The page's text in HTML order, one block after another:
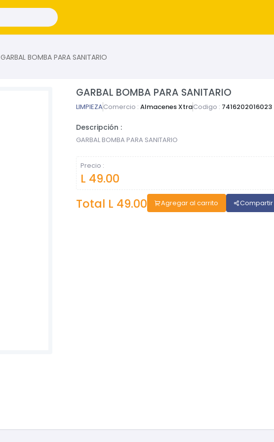
GARBAL BOMBA PARA SANITARIO
GARBAL BOMBA PARA SANITARIO
LIMPIEZAComercio : Almacenes XtraCodigo : 7416202016023
Descripción :
GARBAL BOMBA PARA SANITARIO
Precio :
L 49.00
Total L 49.00 Agregar al carrito Compartir